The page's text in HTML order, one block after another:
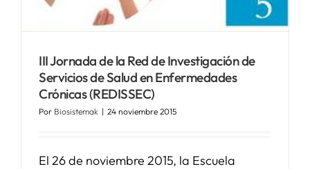
III Jornada de la Red de Investigación de
Servicios de Salud en Enfermedades
Crónicas (REDISSEC)
Por Biosistemak | 24 noviembre 2015
El 26 de noviembre 2015, la Escuela